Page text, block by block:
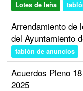
Lotes de leña
Arrendamiento de
del Ayuntamiento
tablón de anuncios
Acuerdos Pleno
2025